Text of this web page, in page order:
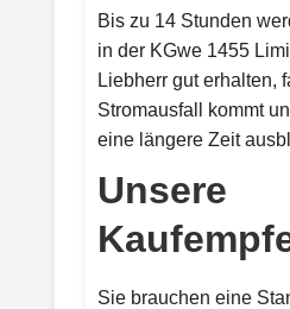
Bis zu 14 Stunden
in der KGwe 1455
Liebherr gut erhalten,
Stromausfall kommt
eine längere Zeit
Unsere
Sie brauchen eine